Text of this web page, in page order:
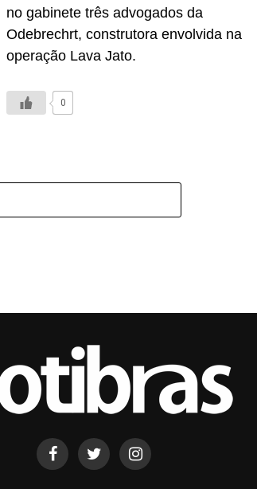
no gabinete três advogados da
Odebrechrt, construtora envolvida na
operação Lava Jato.
0